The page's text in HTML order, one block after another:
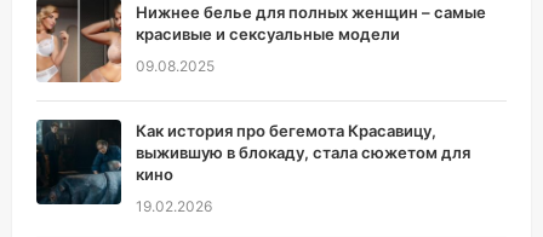
Нижнее белье для полных женщин – самые
красивые и сексуальные модели
09.08.2025
Как история про бегемота Красавицу,
выжившую в блокаду, стала сюжетом для
кино
19.02.2026